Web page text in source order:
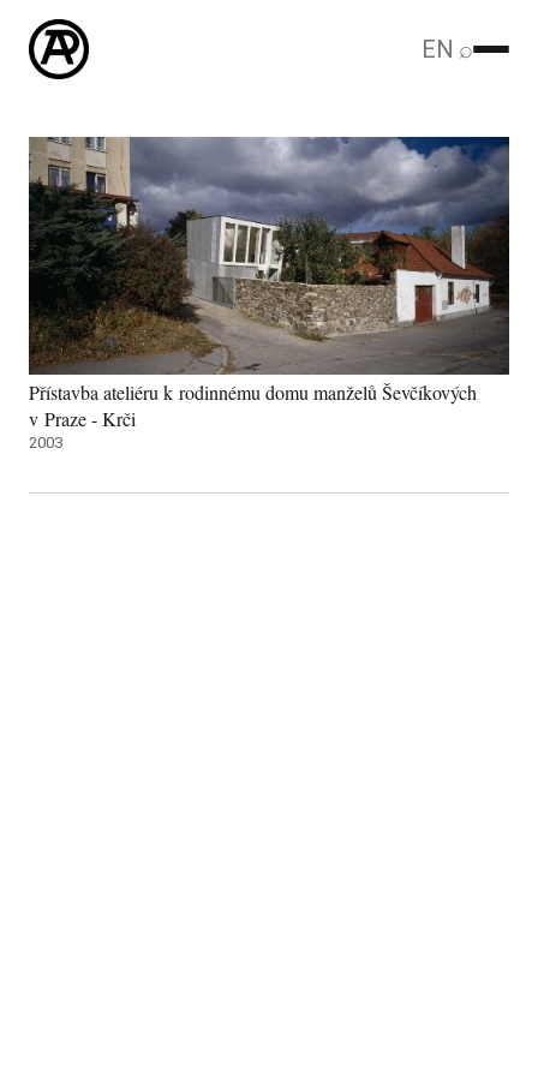
EN ⌕
Přístavba ateliéru k rodinnému domu manželů Ševčíkových
v Praze - Krči
2003